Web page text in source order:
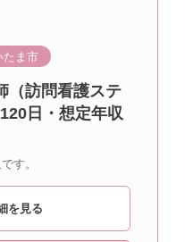
たま市
（訪問看護ステ
日・想定年収
す。
を見る